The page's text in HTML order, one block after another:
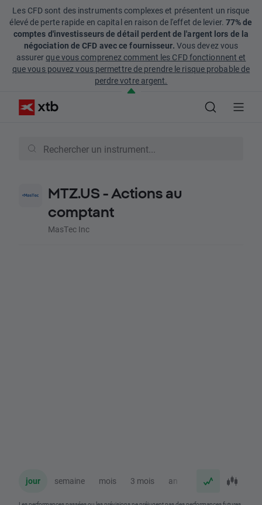
Les CFD sont des instruments complexes et présentent un risque
élevé de perte rapide en capital en raison de l'effet de levier. 77% de
comptes d'investisseurs de détail perdent de l'argent lors de la
négociation de CFD avec ce fournisseur. Vous devez vous
assurerque vous comprenez comment les CFD fonctionnent et
que vous pouvez vous permettre de prendre le risque probable de
perdre votre argent.
MTZ.US - Actions au
comptant
MasTec Inc
jour semaine mois 3 mois an